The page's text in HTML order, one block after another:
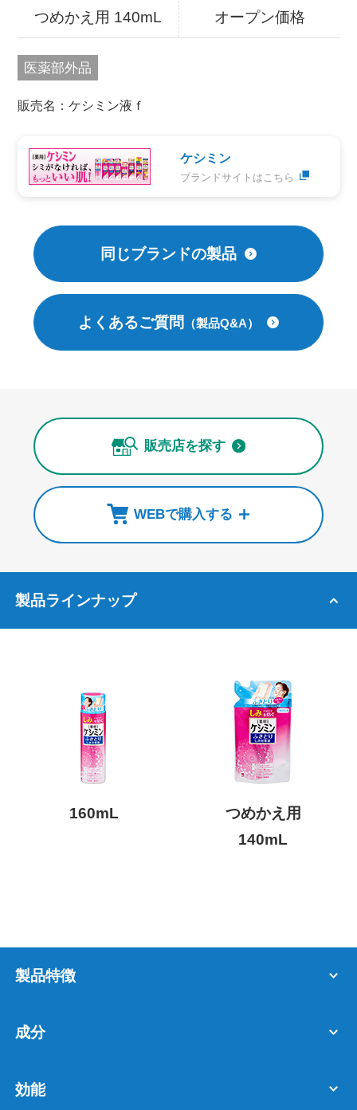
つめかえ用 140mL オープン価格
医薬部外品
販売名：ケシミン液ｆ
ケシミン
ブランドサイトはこちら
同じブランドの製品
よくあるご質問 （製品Q&A）
販売店を探す
WEBで購入する
製品ラインナップ
160mL
つめかえ用
140mL
製品特徴
成分
効能